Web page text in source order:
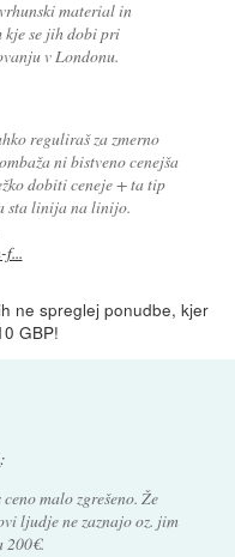
material in
kje se jih dobi pri
v Londonu.
reguliraš za zmerno
ni bistveno cenejša
dobiti ceneje + ta tip
sta linija na linijo.
f...
ne spreglej ponudbe, kjer
GBP!
:
malo zgrešeno. Že
ljudje ne zaznajo oz. jim
200€.